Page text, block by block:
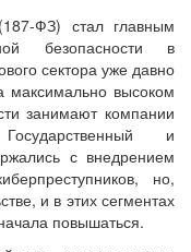
ФЗ) стал главным
безопасности в
сектора уже давно
максимально высоком
занимают компании
и
с внедрением
но,
и в этих сегментах
повышаться.